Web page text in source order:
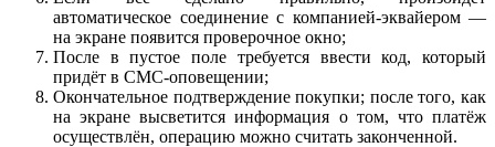
автоматическое соединение с компанией-эквайером —
на экране появится проверочное окно;
После в пустое поле требуется ввести код, который
придёт в СМС-оповещении;
Окончательное подтверждение покупки; после того, как
на экране высветится информация о том, что платёж
осуществлён, операцию можно считать законченной.